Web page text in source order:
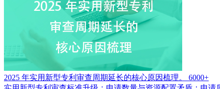
2025 年实用新型专利审查周期延长的核心原因梳理。
6000+